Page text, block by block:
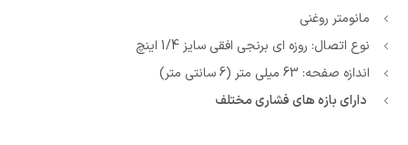
مانومتر روغنی
نوع اتصال: روزه ای برنجی افقی سایز 1/4 اینچ
اندازه صفحه: 63 میلی متر (6 سانتی متر)
دارای بازه های فشاری مختلف